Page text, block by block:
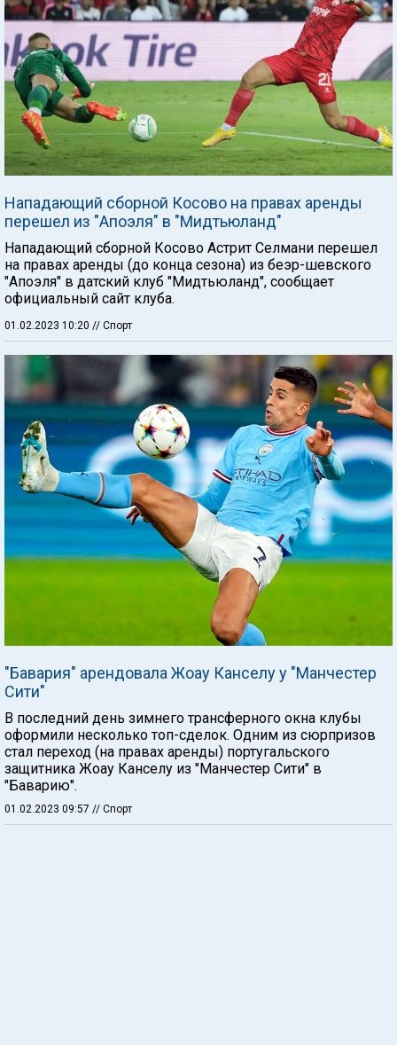
Нападающий сборной Косово на правах аренды
перешел из "Апоэля" в "Мидтьюланд"
Нападающий сборной Косово Астрит Селмани перешел
на правах аренды (до конца сезона) из беэр-шевского
"Апоэля" в датский клуб "Мидтьюланд", сообщает
официальный сайт клуба.
01.02.2023 10:20 // Спорт
"Бавария" арендовала Жоау Канселу у "Манчестер
Сити"
В последний день зимнего трансферного окна клубы
оформили несколько топ-сделок. Одним из сюрпризов
стал переход (на правах аренды) португальского
защитника Жоау Канселу из "Манчестер Сити" в
"Баварию".
01.02.2023 09:57 // Спорт